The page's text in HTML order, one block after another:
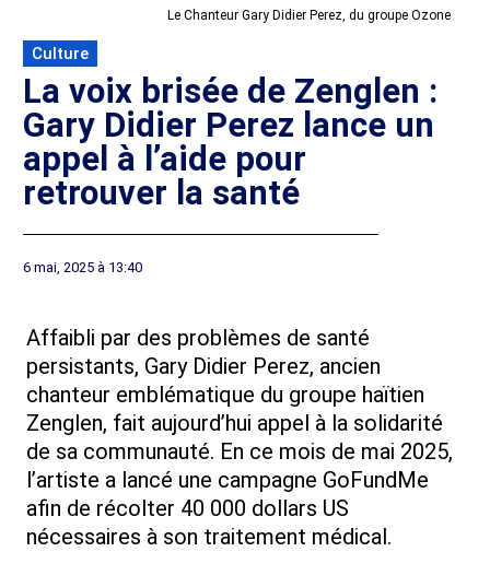
Le Chanteur Gary Didier Perez, du groupe Ozone
Culture
La voix brisée de Zenglen :
Gary Didier Perez lance un
appel à l’aide pour
retrouver la santé
6 mai, 2025 à 13:40
Affaibli par des problèmes de santé
persistants, Gary Didier Perez, ancien
chanteur emblématique du groupe haïtien
Zenglen, fait aujourd’hui appel à la solidarité
de sa communauté. En ce mois de mai 2025,
l’artiste a lancé une campagne GoFundMe
afin de récolter 40 000 dollars US
nécessaires à son traitement médical.